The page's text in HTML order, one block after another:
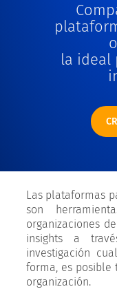
la ideal
Las plataformas
son
organizaciones
insights a
investigación
forma, es posible
organización.